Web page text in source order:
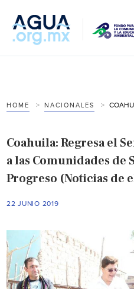
HOME NACIONALES
Coahuila: Regresa el
a las Comunidades de
Progreso (Noticias de
22 JUNIO 2019